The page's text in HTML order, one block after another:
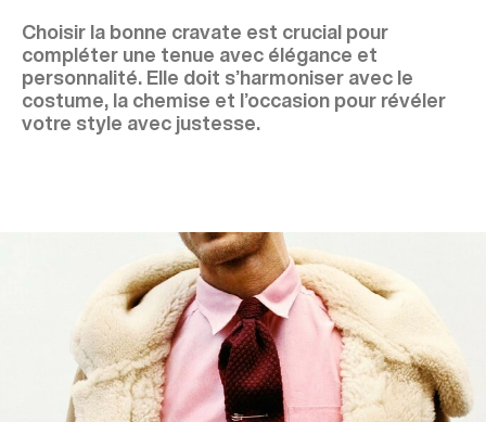
Choisir la bonne cravate est crucial pour
compléter une tenue avec élégance et
personnalité. Elle doit s’harmoniser avec le
costume, la chemise et l’occasion pour révéler
votre style avec justesse.